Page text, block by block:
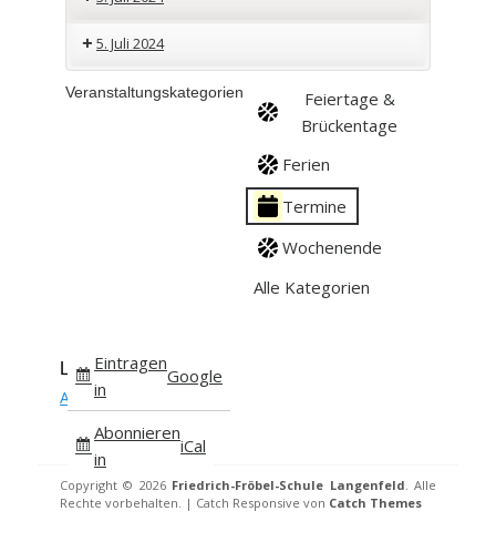
Abschlussgottesdienst
Kl.4
5. Juli 2024
Kl.1-
Veranstaltungskategorien
Feiertage &
Brückentage
Ferien
Termine
Wochenende
Alle Kategorien
Eintragen
in
Google
Abonnieren
in
iCal
Login
Anmelden
Copyright © 2026 Friedrich-Fröbel-Schule Langenfeld . Alle
Rechte vorbehalten. | Catch Responsive von Catch Themes